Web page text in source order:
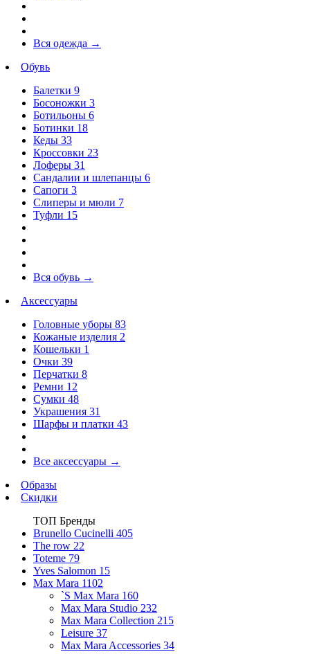
Вся одежда →
Обувь
Балетки 9
Босоножки 3
Ботильоны 6
Ботинки 18
Кеды 33
Кроссовки 23
Лоферы 31
Сандалии и шлепанцы 6
Сапоги 3
Слиперы и мюли 7
Туфли 15
Вся обувь →
Аксессуары
Головные уборы 83
Кожаные изделия 2
Кошельки 1
Очки 39
Перчатки 8
Ремни 12
Сумки 48
Украшения 31
Шарфы и платки 43
Все аксессуары →
Образы
Скидки
ТОП Бренды
Brunello Cucinelli 405
The row 22
Toteme 79
Yves Salomon 15
Max Mara 1102
`S Max Mara 160
Max Mara Studio 232
Max Mara Collection 215
Leisure 37
Max Mara Accessories 34